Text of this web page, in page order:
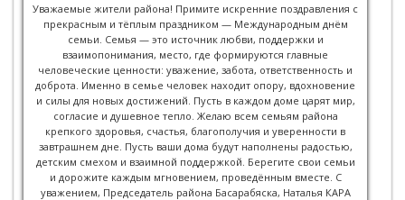
Уважаемые жители района! Примите искренние поздравления с
прекрасным и тёплым праздником — Международным днём
семьи. Семья — это источник любви, поддержки и
взаимопонимания, место, где формируются главные
человеческие ценности: уважение, забота, ответственность и
доброта. Именно в семье человек находит опору, вдохновение
и силы для новых достижений. Пусть в каждом доме царят мир,
согласие и душевное тепло. Желаю всем семьям района
крепкого здоровья, счастья, благополучия и уверенности в
завтрашнем дне. Пусть ваши дома будут наполнены радостью,
детским смехом и взаимной поддержкой. Берегите свои семьи
и дорожите каждым мгновением, проведённым вместе. С
уважением, Председатель района Басарабяска, Наталья КАРА